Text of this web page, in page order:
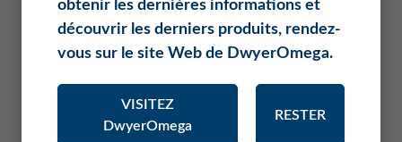
obtenir les dernières informations et
découvrir les derniers produits, rendez-
vous sur le site Web de DwyerOmega.
VISITEZ
DwyerOmega
RESTER